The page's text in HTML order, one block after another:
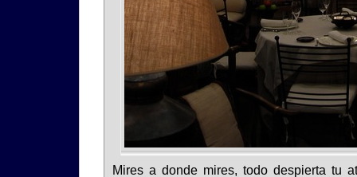
Mires a donde mires, todo despierta tu